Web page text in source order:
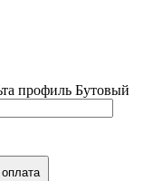
профиль Бутовый